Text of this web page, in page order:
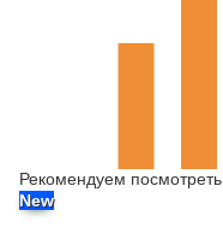
Рекомендуем посмотреть
New